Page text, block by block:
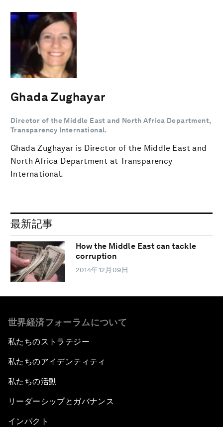
Ghada Zughayar
Director of the Middle East and North Africa Department,
Transparency International.
Ghada Zughayar is Director of the Middle East and
North Africa Department at Transparency
International.
最新記事
How the Middle East can tackle
corruption
2014年12月09日
世界経済フォーラムについて
私たちのストラテジー
私たちのアイデンティティ
私たちの活動
リーダーシップとガバナンス
インパクト